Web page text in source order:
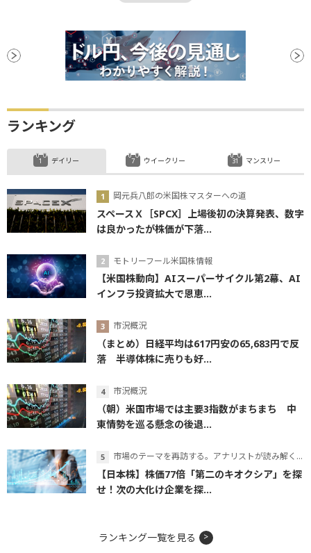
ランキング
デイリー
岡元兵八郎の米国株マスターへの道
スペースＸ［SPCX］上場後初の決算発表、数字
は良かったが株価が下落...
モトリーフール米国株情報
【米国株動向】AIスーパーサイクル第2幕、AI
インフラ投資拡大で恩恵...
市況概況
（まとめ）日経平均は617円安の65,683円で反
落 半導体株に売りも好...
市況概況
（朝）米国市場では主要3指数がまちまち 中
東情勢を巡る懸念の後退...
市場のテーマを再訪する。アナリストが読み解くテーマの本質
【日本株】株価77倍「第二のキオクシア」を探
せ！次の大化け企業を探...
ウイークリー マンスリー
ランキング一覧を見る